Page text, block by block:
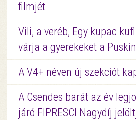
filmjét
Vili, a veréb, Egy kupac
várja a gyerekeket a
A V4+ néven új szekciót
A Csendes barát az év
járó FIPRESCI Nagydíj